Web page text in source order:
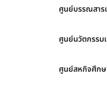
ศูนย์บรรณสาร
ศูนย์นวัตกรรม
ศูนย์สหกิจศึก